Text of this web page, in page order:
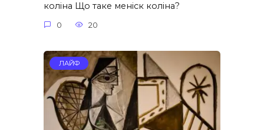
коліна Що таке меніск коліна?
0 20
ЛАЙФ